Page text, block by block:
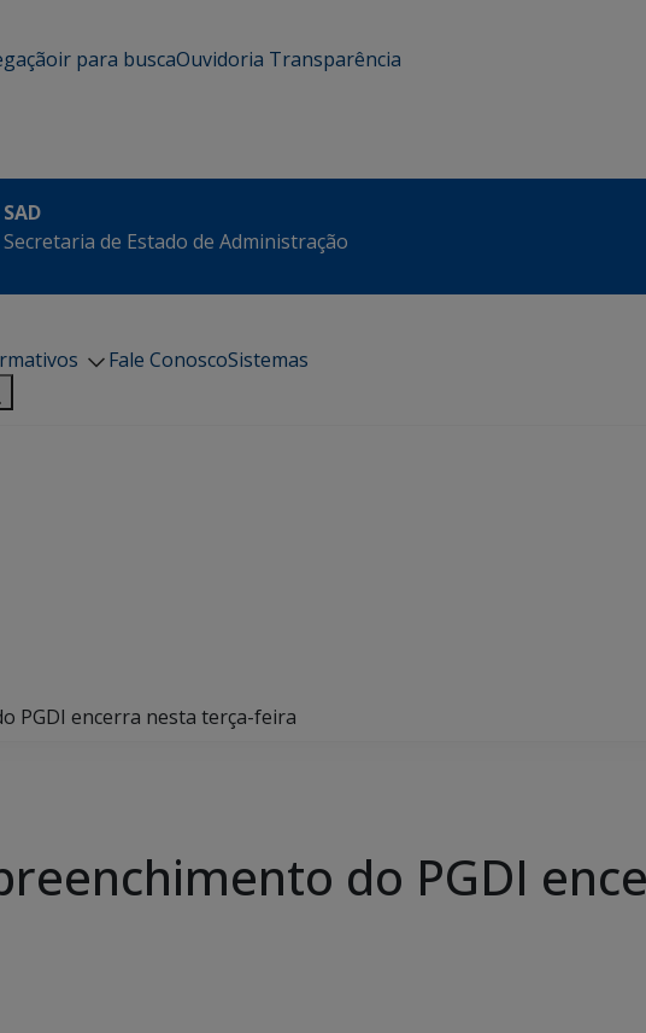
ir para buscaOuvidoria Transparência
SAD
Secretaria de Estado de Administração
Fale ConoscoSistemas
PGDI encerra nesta terça-feira
do PGDI